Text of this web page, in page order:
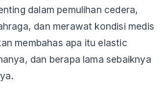
dalam pemulihan cedera,
dan merawat kondisi medis
membahas apa itu elastic
dan berapa lama sebaiknya